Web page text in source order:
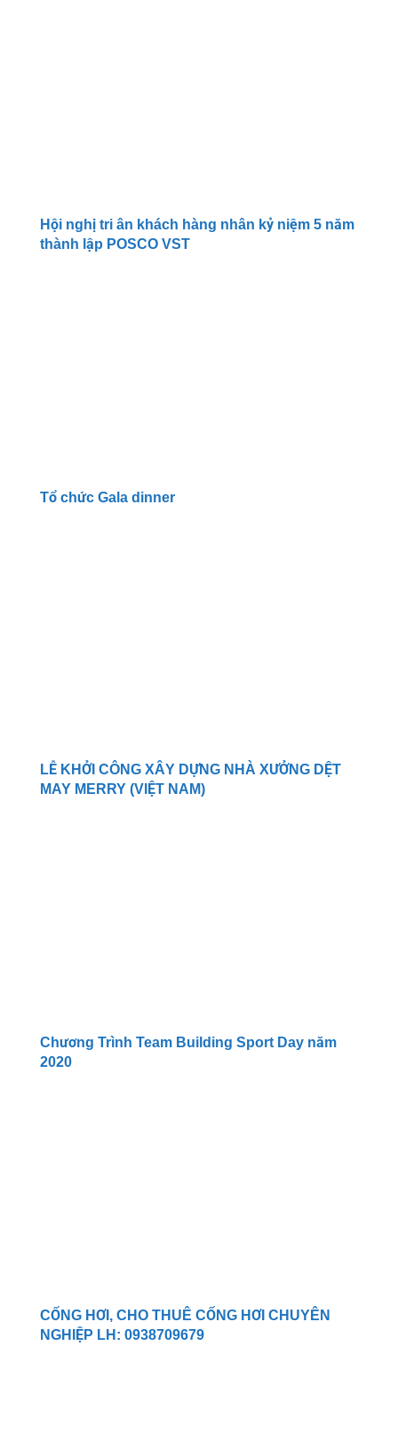
Hội nghị tri ân khách hàng nhân kỷ niệm 5 năm
thành lập POSCO VST
Tổ chức Gala dinner
LỄ KHỞI CÔNG XÂY DỰNG NHÀ XƯỞNG DỆT
MAY MERRY (VIỆT NAM)
Chương Trình Team Building Sport Day năm
2020
CỔNG HƠI, CHO THUÊ CỔNG HƠI CHUYÊN
NGHIỆP LH: 0938709679